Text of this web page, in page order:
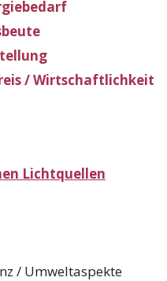
/ Wirtschaftlichkeit
Lichtquellen
/ Umweltaspekte